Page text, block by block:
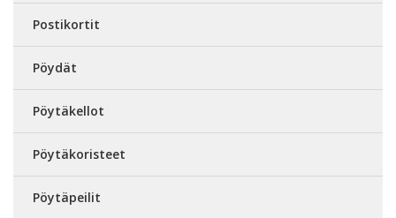
Postikortit
Pöydät
Pöytäkellot
Pöytäkoristeet
Pöytäpeilit